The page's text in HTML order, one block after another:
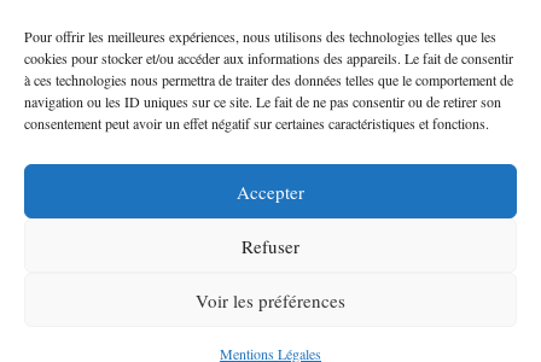
Pour offrir les meilleures expériences, nous utilisons des technologies telles que les
cookies pour stocker et/ou accéder aux informations des appareils. Le fait de consentir
à ces technologies nous permettra de traiter des données telles que le comportement de
navigation ou les ID uniques sur ce site. Le fait de ne pas consentir ou de retirer son
consentement peut avoir un effet négatif sur certaines caractéristiques et fonctions.
Accepter
Refuser
Voir les préférences
Mentions Légales
Newsletter
Entrer votre email :
©Le Bazar d'Anne-Charlotte – Design : Elsa du Blog From
Mentions Légales